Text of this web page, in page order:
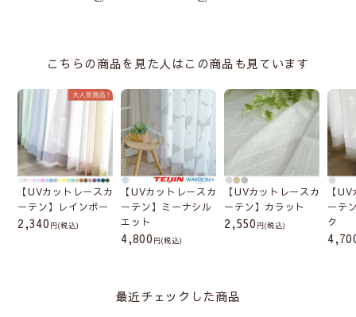
こちらの商品を見た人はこの商品も見ています
【UVカットレースカ
ーテン】レインボー
2,340 (税込)
【UVカットレースカ
ーテン】ミーナシル
エット
4,800 (税込)
【UVカットレースカ
ーテン】カラット
2,550 (税込)
【
ーテ
ク
最近チェックした商品